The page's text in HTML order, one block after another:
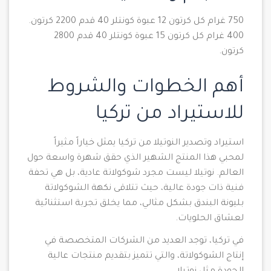
750 غرام كل كرتون 12 عبوة كونتلر 40 قدم 2200 كرتون.
400 غرام كل كرتون 15 عبوة كونتلر 40 قدم 2800
كرتون.
أهم الخطوات والشروط
للاستيراد من تركيا
استيراد وتصدير النوتيلا من تركيا يمثل خياراً مثيراً
لمحبي هذا المنتج الشهير الذي حقق شهرة واسعة حول
العالم. نوتيلا ليست مجرد شوكولاتة عادية، بل هي تحفة
فنية ذات جودة عالية، حيث تتلاقى نكهة الشوكولاتة
بليونة البندق بشكل مثالي، مما يخلق تجربة استثنائية
لعشاق الحلويات.
في تركيا، توجد العديد من الشركات المتخصصة في
إنتاج الشوكولاتة، والتي تتميز بتقديم منتجات عالية